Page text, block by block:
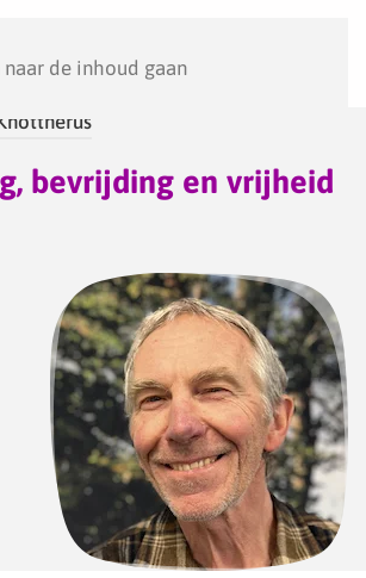
naar de inhoud gaan
bevrijding en vrijheid